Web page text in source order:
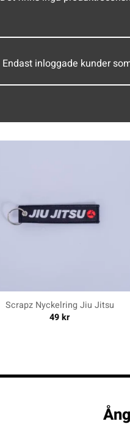
Endast inloggade kunder
Scrapz Nyckelring Jiu Jitsu
49kr